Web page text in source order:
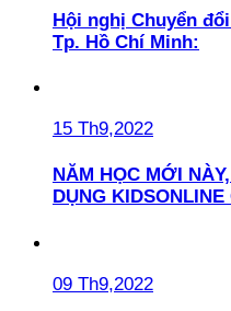
Hội nghị Chuyển
Tp. Hồ Chí Minh:
15 Th9,2022
NĂM HỌC MỚI
DỤNG
09 Th9,2022